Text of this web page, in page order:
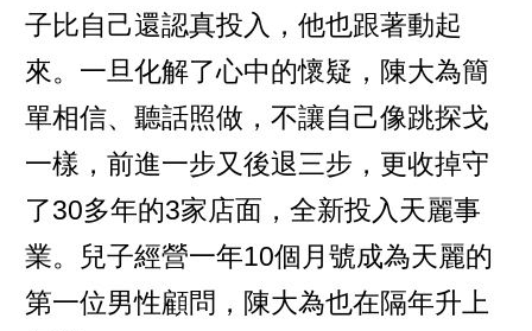
子比自己還認真投入，他也跟著動起
來。一旦化解了心中的懷疑，陳大為簡
單相信、聽話照做，不讓自己像跳探戈
一樣，前進一步又後退三步，更收掉守
了30多年的3家店面，全新投入天麗事
業。兒子經營一年10個月號成為天麗的
第一位男性顧問，陳大為也在隔年升上